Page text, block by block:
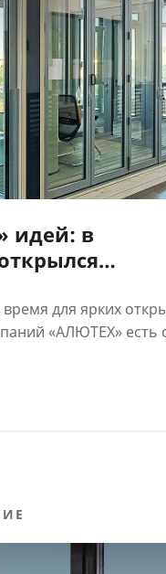
идей: в
для ярких
«АЛЮТЕХ» есть